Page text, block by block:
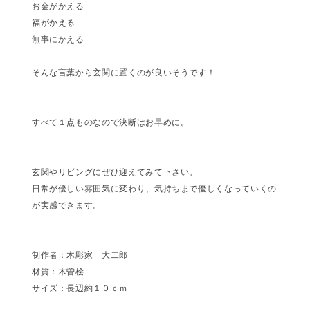
お金がかえる
福がかえる
無事にかえる
そんな言葉から玄関に置くのが良いそうです！
すべて１点ものなので決断はお早めに。
玄関やリビングにぜひ迎えてみて下さい。
日常が優しい雰囲気に変わり、気持ちまで優しくなっていくの
が実感できます。
制作者：木彫家 大二郎
材質：木曽桧
サイズ：長辺約１０ｃｍ